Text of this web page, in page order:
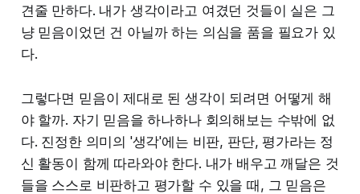
견줄 만하다. 내가 생각이라고 여겼던 것들이 실은 그
냥 믿음이었던 건 아닐까 하는 의심을 품을 필요가 있
다.
그렇다면 믿음이 제대로 된 생각이 되려면 어떻게 해
야 할까. 자기 믿음을 하나하나 회의해보는 수밖에 없
다. 진정한 의미의 '생각'에는 비판, 판단, 평가라는 정
신 활동이 함께 따라와야 한다. 내가 배우고 깨달은 것
들을 스스로 비판하고 평가할 수 있을 때, 그 믿음은